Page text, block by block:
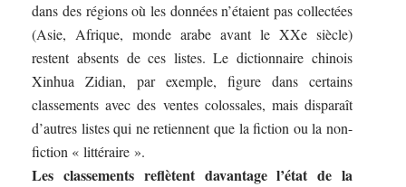
dans des régions où les données n’étaient pas collectées
(Asie, Afrique, monde arabe avant le XXe siècle)
restent absents de ces listes. Le dictionnaire chinois
Xinhua Zidian, par exemple, figure dans certains
classements avec des ventes colossales, mais disparaît
d’autres listes qui ne retiennent que la fiction ou la non-
fiction « littéraire ».
Les classements reflètent davantage l’état de la